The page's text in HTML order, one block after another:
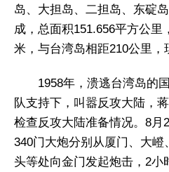
岛、大担岛、二担岛、东碇
成，总面积151.656平方公里
米，与台湾岛相距210公里，
1958年，溃逃台湾岛的
队支持下，叫嚣反攻大陆，
检查反攻大陆准备情况。8月
340门大炮分别从厦门、大嶝
头等处向金门发起炮击，2小